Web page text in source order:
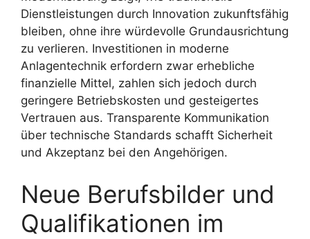
Dienstleistungen durch Innovation zukunftsfähig
bleiben, ohne ihre würdevolle Grundausrichtung
zu verlieren. Investitionen in moderne
Anlagentechnik erfordern zwar erhebliche
finanzielle Mittel, zahlen sich jedoch durch
geringere Betriebskosten und gesteigertes
Vertrauen aus. Transparente Kommunikation
über technische Standards schafft Sicherheit
und Akzeptanz bei den Angehörigen.
Neue Berufsbilder und
Qualifikationen im